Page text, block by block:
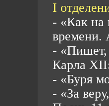
I
- «Как на
-
Карла
- «Буря
- «За